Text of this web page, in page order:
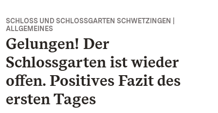
SCHLOSS UND SCHLOSSGARTEN SCHWETZINGEN |
ALLGEMEINES
Gelungen! Der
Schlossgarten ist wieder
offen. Positives Fazit des
ersten Tages